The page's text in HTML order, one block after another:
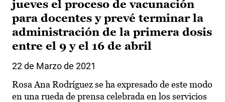
jueves el proceso de vacunación
para docentes y prevé terminar la
administración de la primera dosis
entre el 9 y el 16 de abril
22 de Marzo de 2021
Rosa Ana Rodríguez se ha expresado de este modo
en una rueda de prensa celebrada en los servicios